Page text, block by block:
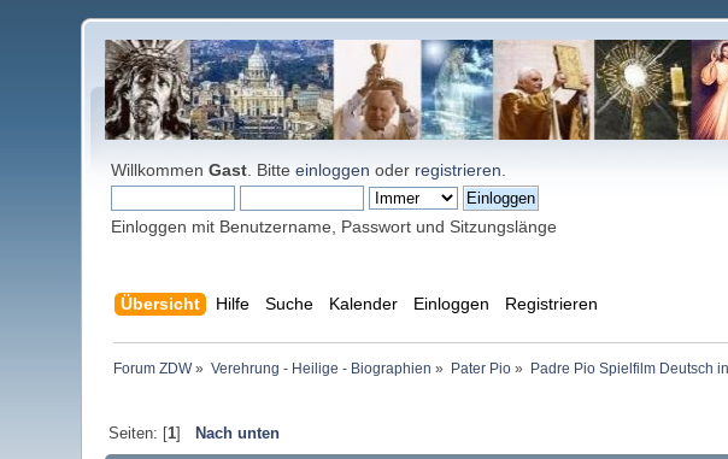
WillkommenGast . Bitteeinloggen oder registrieren
Einloggen mit Benutzername, Passwort und Sitzungslänge
Übersicht Hilfe Suche Kalender Einloggen Registrieren
Forum ZDW» Verehrung - Heilige - Biographien » Pater Pio» Padre Pio Spielfilm Deutsch
Seiten: [1] Nach unten